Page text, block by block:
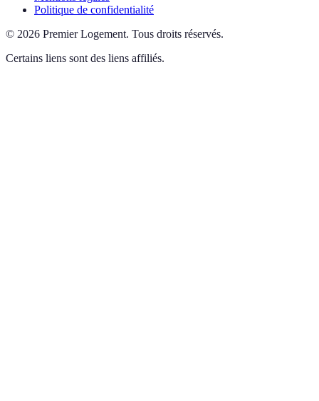
Politique de confidentialité
© 2026 Premier Logement. Tous droits réservés.
Certains liens sont des liens affiliés.